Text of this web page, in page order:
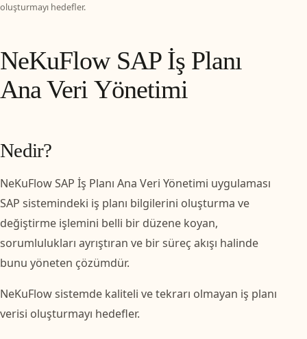
oluşturmayı hedefler.
NeKuFlow SAP İş Planı
Ana Veri Yönetimi
Nedir?
NeKuFlow SAP İş Planı Ana Veri Yönetimi uygulaması
SAP sistemindeki iş planı bilgilerini oluşturma ve
değiştirme işlemini belli bir düzene koyan,
sorumlulukları ayrıştıran ve bir süreç akışı halinde
bunu yöneten çözümdür.
NeKuFlow sistemde kaliteli ve tekrarı olmayan iş planı
verisi oluşturmayı hedefler.